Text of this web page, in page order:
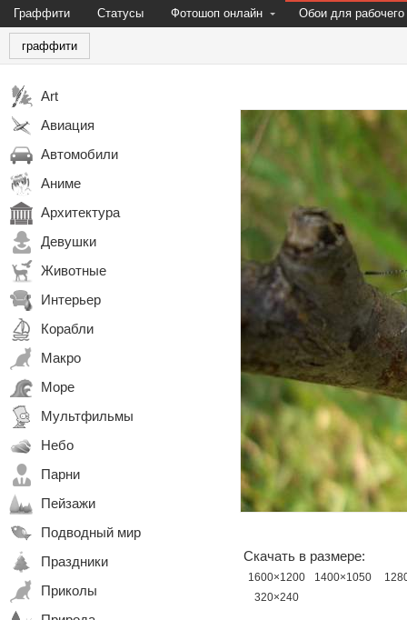
Граффити Статусы Фотошоп онлайн Обои для рабочего
граффити
Art
Авиация
Автомобили
Аниме
Архитектура
Девушки
Животные
Интерьер
Корабли
Макро
Море
Мультфильмы
Небо
Парни
Пейзажи
Подводный мир
Праздники
Приколы
Скачать в размере:
1600×1200 1400×1050
320×240